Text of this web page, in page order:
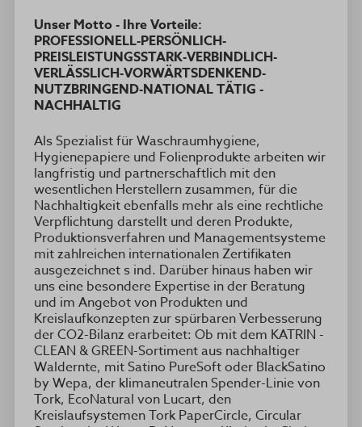
Unser Motto - Ihre Vorteile:
PROFESSIONELL-PERSÖNLICH-
PREISLEISTUNGSSTARK-VERBINDLICH-
VERLÄSSLICH-VORWÄRTSDENKEND-
NUTZBRINGEND-NATIONAL TÄTIG -
NACHHALTIG
Als Spezialist für Waschraumhygiene,
Hygienepapiere und Folienprodukte arbeiten wir
langfristig und partnerschaftlich mit den
wesentlichen Herstellern zusammen, für die
Nachhaltigkeit ebenfalls mehr als eine rechtliche
Verpflichtung darstellt und deren Produkte,
Produktionsverfahren und Managementsysteme
mit zahlreichen internationalen Zertifikaten
ausgezeichnet s ind. Darüber hinaus haben wir
uns eine besondere Expertise in der Beratung
und im Angebot von Produkten und
Kreislaufkonzepten zur spürbaren Verbesserung
der CO2-Bilanz erarbeitet: Ob mit dem KATRIN -
CLEAN & GREEN-Sortiment aus nachhaltiger
Waldernte, mit Satino PureSoft oder BlackSatino
by Wepa, der klimaneutralen Spender-Linie von
Tork, EcoNatural von Lucart, den
Kreislaufsystemen Tork PaperCircle, Circular